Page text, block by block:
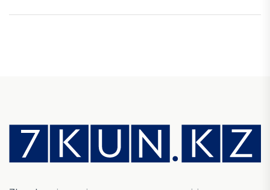
ҚАРЖЫ
Отбасы банктің қолдауымен 1,5 жыл ішінде 40
мыңға жуық отбасы қоныс тойын тойлады